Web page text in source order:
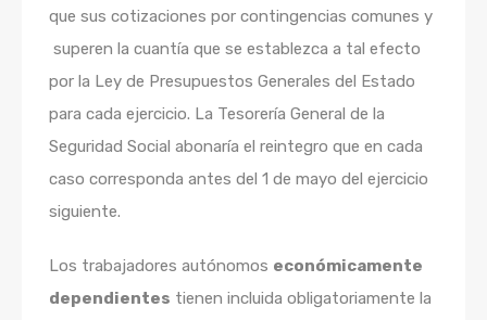
que sus cotizaciones por contingencias comunes y
superen la cuantía que se establezca a tal efecto
por la Ley de Presupuestos Generales del Estado
para cada ejercicio. La Tesorería General de la
Seguridad Social abonaría el reintegro que en cada
caso corresponda antes del 1 de mayo del ejercicio
siguiente.
Los trabajadores autónomos económicamente
dependientes tienen incluida obligatoriamente la